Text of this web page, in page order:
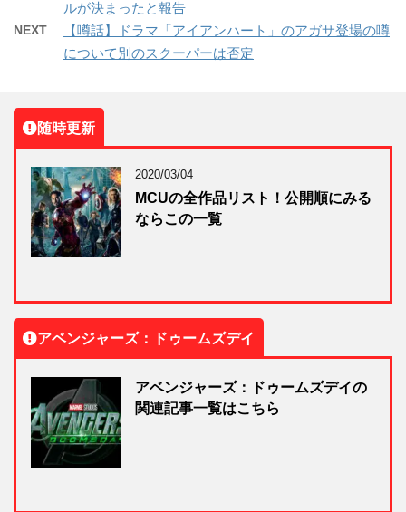
ルが決まったと報告
NEXT
【噂話】ドラマ「アイアンハート」のアガサ登場の噂
について別のスクーパーは否定
随時更新
2020/03/04
MCUの全作品リスト！公開順にみる
ならこの一覧
アベンジャーズ：ドゥームズデイ
アベンジャーズ：ドゥームズデイの
関連記事一覧はこちら